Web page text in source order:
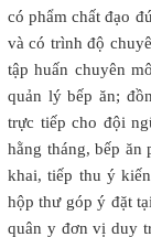
có phẩm chất đạo
và có trình độ
tập huấn chuyên
quản lý bếp ăn;
trực tiếp cho đội
hằng tháng, bếp
khai, tiếp thu ý
hộp thư góp ý đặt
quân y đơn vị duy